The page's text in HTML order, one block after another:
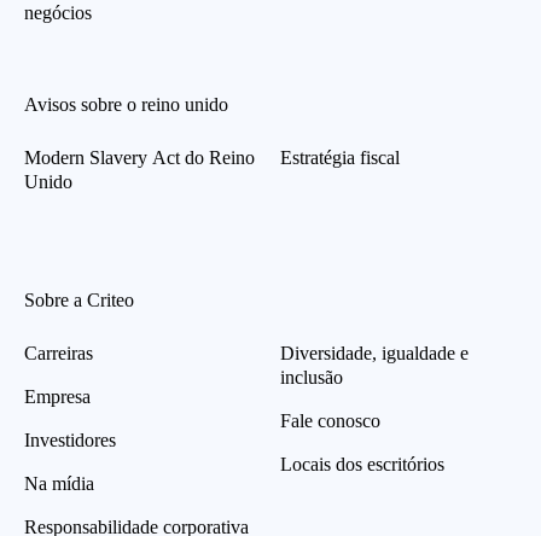
negócios
Avisos sobre o reino unido
Modern Slavery Act do Reino
Unido
Estratégia fiscal
Sobre a Criteo
Carreiras
Empresa
Investidores
Na mídia
Responsabilidade corporativa
Diversidade, igualdade e
inclusão
Fale conosco
Locais dos escritórios